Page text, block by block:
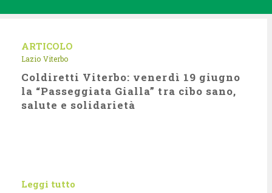
ARTICOLO
Lazio Viterbo
Coldiretti Viterbo: venerdì 19 giugno
la “Passeggiata Gialla” tra cibo sano,
salute e solidarietà
Leggi tutto